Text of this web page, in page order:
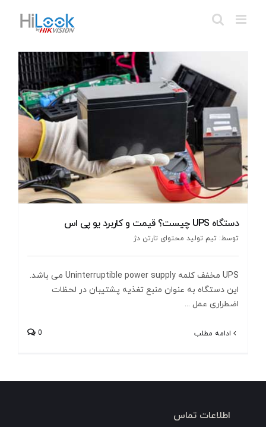
دستگاه UPS چیست؟ قیمت و کاربرد یو پی اس
توسط: تیم تولید محتوای تارتن دژ
UPS مخفف کلمه Uninterruptible power supply می باشد.
این دستگاه به عنوان منبع تغذیه پشتیبان در لحظات
اضطراری عمل ...
ادامه مطلب 0
اطلاعات تماس